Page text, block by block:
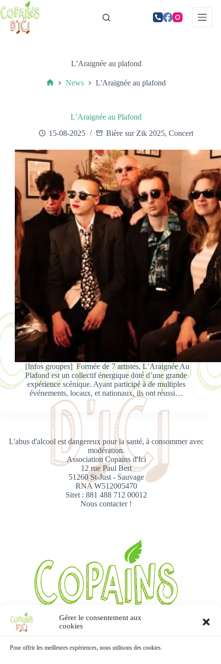
Gérer le consentement aux
cookies
Pour offrir les meilleures expériences, nous utilisons des cookies.
L’Araignée au plafond
News L'Araignée au plafond
L’Araignée au Plafond
15-08-2025
Bière sur Zik 2025, Concert
[Infos groupes] Formée de 7 artistes, L’Araignée Au
Plafond est un collectif énergique doté d’une grande
expérience scénique. Ayant participé à de multiples
événements, locaux, et nationaux, ils ont réussi…
L'abus d'alcool est dangereux pour la santé, à consommer avec
modération.
Association Copains d'Ici
12 rue Paul Bert
51260 St-Just - Sauvage
RNA W512005470
Siret : 881 488 712 00012
Nous contacter !